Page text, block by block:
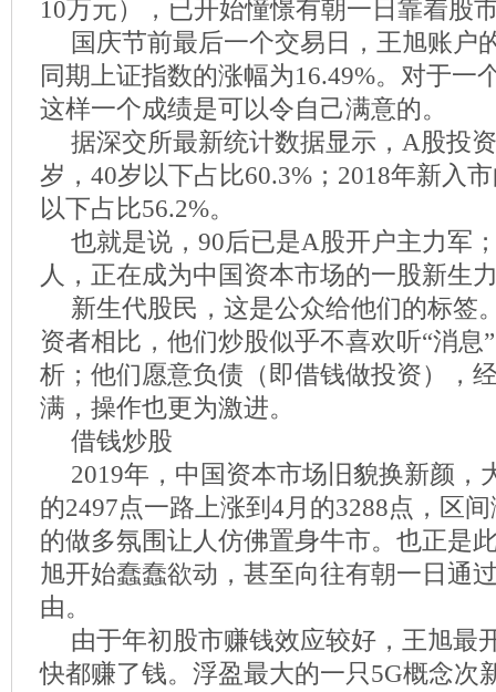
10万元），已开始憧憬有朝一日靠着股
国庆节前最后一个交易日，王旭账户
同期上证指数的涨幅为16.49%。对于一
这样一个成绩是可以令自己满意的。
据深交所最新统计数据显示，A股投
岁，40岁以下占比60.3%；2018年新入
以下占比56.2%。
也就是说，90后已是A股开户主力军
人，正在成为中国资本市场的一股新生
新生代股民，这是公众给他们的标签
资者相比，他们炒股似乎不喜欢听“消息
析；他们愿意负债（即借钱做投资），
满，操作也更为激进。
借钱炒股
2019年，中国资本市场旧貌换新颜，
的2497点一路上涨到4月的3288点，区
的做多氛围让人仿佛置身牛市。也正是
旭开始蠢蠢欲动，甚至向往有朝一日通
由。
由于年初股市赚钱效应较好，王旭最
快都赚了钱。浮盈最大的一只5G概念次